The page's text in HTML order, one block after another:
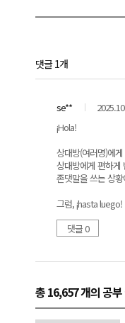
댓글 1개
se**
¡Hola!
상대방(여러명)에
상대방에게 편하게
존댓말을 쓰는 상
그럼, ¡hasta luego!
댓글 0
총 16,657 개의 공